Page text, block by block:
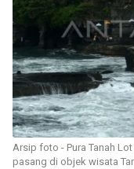
Arsip foto - Pura Tanah
pasang di objek wisata